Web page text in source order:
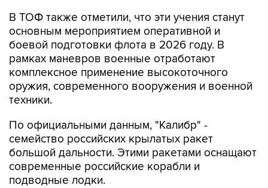
боевой подготовки флота в 2026 году. В
рамках маневров военные отработают
комплексное применение высокоточного
оружия, современного вооружения и военной
техники.
По официальными данным, "Калибр" -
большой дальности. Этими ракетами оснащают
современные российские корабли и
подводные лодки.
Корвет "Гремящий" - головной корабль